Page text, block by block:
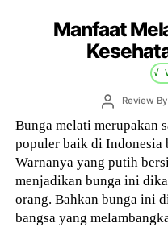
Manfaat
√
PostReview
Bunga melati merupakan
populer baik di Indonesia
Warnanya yang putih
menjadikan bunga ini
orang. Bahkan bunga ini
bangsa yang